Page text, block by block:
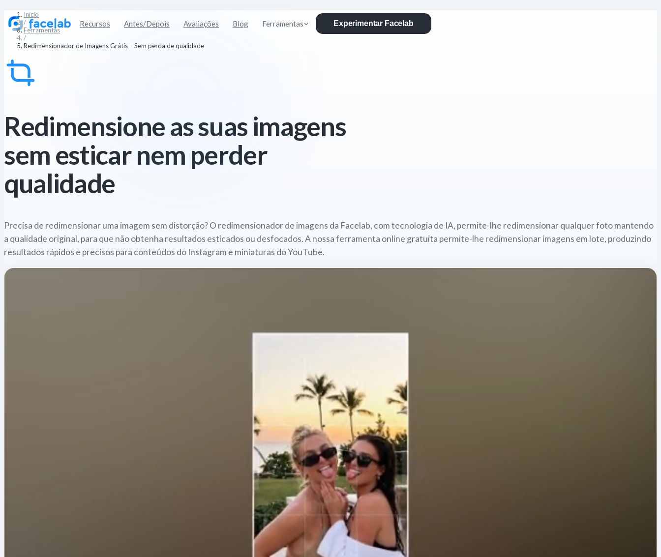
Recursos Antes/Depois Avaliações Blog Ferramentas Experimentar Facelab
Início
/
Ferramentas
/
Redimensionador de Imagens Grátis – Sem perda de qualidade
Redimensione as suas imagens
sem esticar nem perder
qualidade
Precisa de redimensionar uma imagem sem distorção? O redimensionador de imagens da Facelab, com tecnologia de IA, permite-lhe redimensionar qualquer foto mantendo
a qualidade original, para que não obtenha resultados esticados ou desfocados. A nossa ferramenta online gratuita permite-lhe redimensionar imagens em lote, produzindo
resultados rápidos e precisos para conteúdos do Instagram e miniaturas do YouTube.